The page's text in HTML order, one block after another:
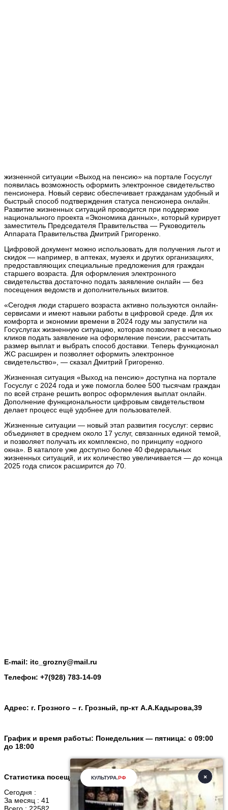
жизненной ситуации «Выход на пенсию» на портале Госуслуг
появилась возможность оформить электронное свидетельство
пенсионера. Новый сервис обеспечивает гражданам удобный и
быстрый способ подтверждения статуса пенсионера онлайн.
Развитие жизненных ситуаций проводится при поддержке
национального проекта «Экономика данных», который курирует
заместитель Председателя Правительства — Руководитель
Аппарата Правительства Дмитрий Григоренко.
Цифровой документ можно использовать для получения льгот и
скидок — например, в аптеках, музеях и других организациях,
предоставляющих специальные предложения для граждан
старшего возраста. Для оформления электронного
свидетельства достаточно подать заявление онлайн — без
посещения ведомств и дополнительных визитов.
«Сегодня люди старшего возраста активно пользуются онлайн-
сервисами и имеют навыки работы в цифровой среде. Для их
комфорта и экономии времени в 2024 году мы запустили на
Госуслугах жизненную ситуацию, которая позволяет в несколько
кликов подать заявление на оформление пенсии, рассчитать
размер выплат и выбрать способ доставки. Теперь функционал
ЖС расширен и позволяет оформить электронное
свидетельство», — сказал Дмитрий Григоренко.
Жизненная ситуация «Выход на пенсию» доступна на портале
Госуслуг с 2024 года и уже помогла более 500 тысячам граждан
по всей стране решить вопрос оформления выплат онлайн.
Дополнение функциональности цифровым свидетельством
делает процесс ещё удобнее для пользователей.
Жизненные ситуации — новый этап развития госуслуг: сервис
объединяет в среднем около 17 услуг, связанных единой темой,
и позволяет получать их комплексно, по принципу «одного
окна». В каталоге уже доступно более 40 федеральных
жизненных ситуаций, и их количество увеличивается — до конца
2025 года список расширится до 70.
E-mail: itc_grozny@mail.ru
Телефон: +7(928) 783-14-09
Адрес: г. Грозного – г. Грозный, пр-кт А.А.Кадырова,39
График и время работы: Понедельник — пятница: с 09:00
до 18:00
Статистика посещений
Сегодня :
За месяц : 41